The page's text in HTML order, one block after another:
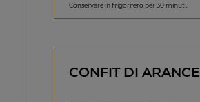
Conservare in frigorifero per 30 minuti.
CONFIT DI ARANCE